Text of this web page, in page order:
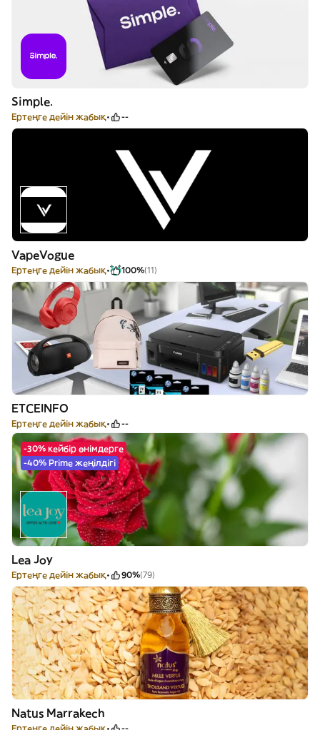
Simple.
Ертеңге дейін жабық --
VapeVogue
Ертеңге дейін жабық 100%(11)
ETCEINFO
Ертеңге дейін жабық --
-30% кейбір өнімдерге
-40% Prime жеңілдігі
Lea Joy
Ертеңге дейін жабық 90%(79)
Natus Marrakech